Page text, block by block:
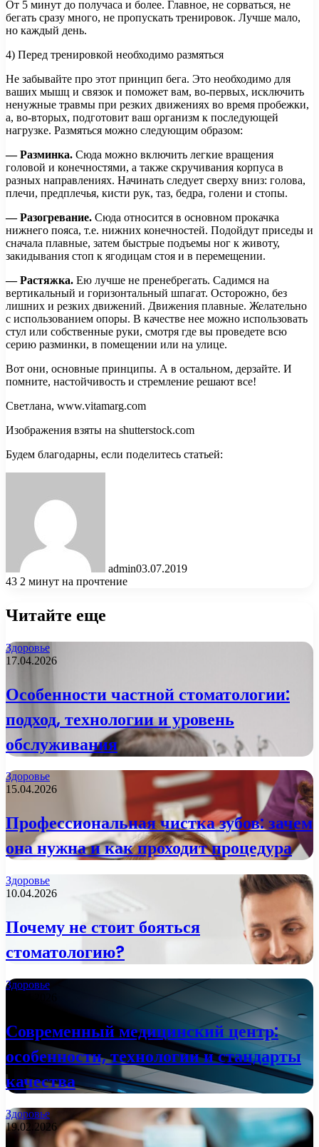
От 5 минут до получаса и более. Главное, не сорваться, не
бегать сразу много, не пропускать тренировок. Лучше мало,
но каждый день.
4) Перед тренировкой необходимо размяться
Не забывайте про этот принцип бега. Это необходимо для
ваших мышц и связок и поможет вам, во-первых, исключить
ненужные травмы при резких движениях во время пробежки,
а, во-вторых, подготовит ваш организм к последующей
нагрузке. Размяться можно следующим образом:
— Разминка. Сюда можно включить легкие вращения
головой и конечностями, а также скручивания корпуса в
разных направлениях. Начинать следует сверху вниз: голова,
плечи, предплечья, кисти рук, таз, бедра, голени и стопы.
— Разогревание. Сюда относится в основном прокачка
нижнего пояса, т.е. нижних конечностей. Подойдут приседы и
сначала плавные, затем быстрые подъемы ног к животу,
закидывания стоп к ягодицам стоя и в перемещении.
— Растяжка. Ею лучше не пренебрегать. Садимся на
вертикальный и горизонтальный шпагат. Осторожно, без
лишних и резких движений. Движения плавные. Желательно
с использованием опоры. В качестве нее можно использовать
стул или собственные руки, смотря где вы проведете всю
серию разминки, в помещении или на улице.
Вот они, основные принципы. А в остальном, дерзайте. И
помните, настойчивость и стремление решают все!
Светлана, www.vitamarg.com
Изображения взяты на shutterstock.com
Будем благодарны, если поделитесь статьей:
admin03.07.2019
43 2 минут на прочтение
Читайте еще
Здоровье
17.04.2026
Особенности частной стоматологии:
подход, технологии и уровень
обслуживания
Здоровье
15.04.2026
Профессиональная чистка зубов: зачем
она нужна и как проходит процедура
Здоровье
10.04.2026
Почему не стоит бояться
стоматологию?
Здоровье
Современный медицинский центр:
особенности, технологии и стандарты
качества
Здоровье
19.02.2026